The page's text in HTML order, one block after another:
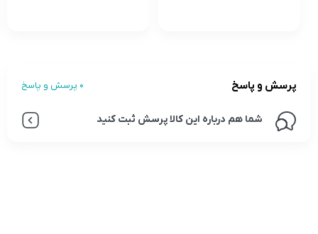
پرسش و پاسخ 0 پرسش و پاسخ
شما هم درباره این کالا پرسش ثبت کنید